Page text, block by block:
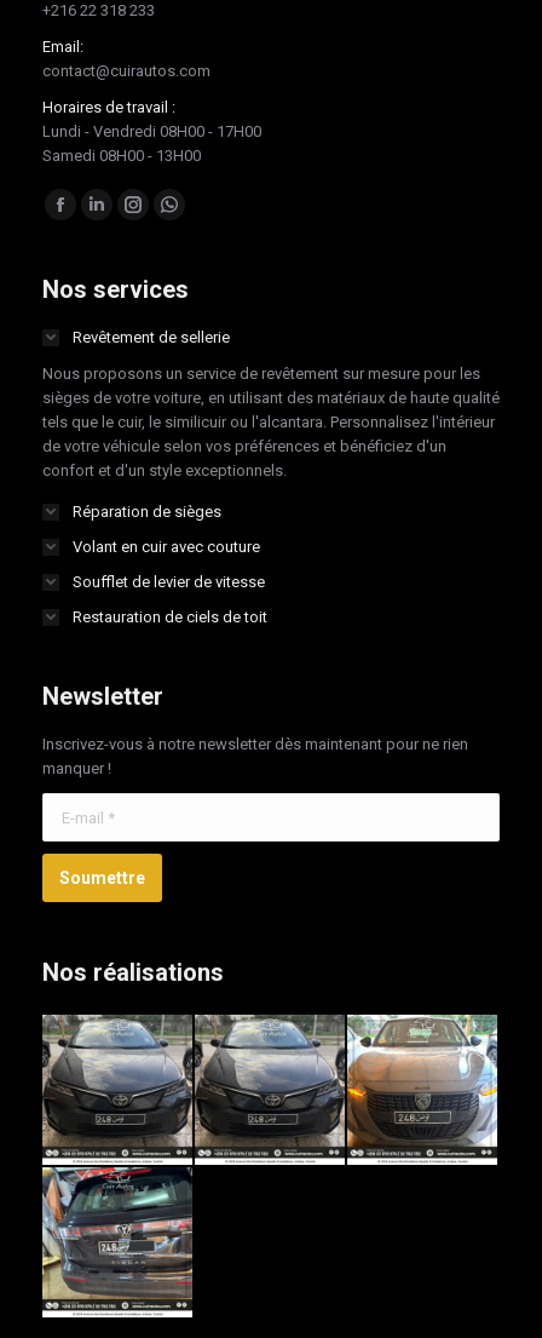
+216 22 318 233
Email:
contact@cuirautos.com
Horaires de travail :
Lundi - Vendredi 08H00 - 17H00
Samedi 08H00 - 13H00
Trouvez nous sur :
Facebook
opens
new
window
LinkedIn
opens
new
window
Instagram
opens
new
window
Whatsapp
opens
new
window
Nos services
Revêtement de sellerie
Nous proposons un service de revêtement sur mesure pour les
sièges de votre voiture, en utilisant des matériaux de haute qualité
tels que le cuir, le similicuir ou l'alcantara. Personnalisez l'intérieur
de votre véhicule selon vos préférences et bénéficiez d'un
confort et d'un style exceptionnels.
Réparation de sièges
Volant en cuir avec couture
Soufflet de levier de vitesse
Restauration de ciels de toit
Newsletter
Inscrivez-vous à notre newsletter dès maintenant pour ne rien
manquer !
Soumettre
Nos réalisations